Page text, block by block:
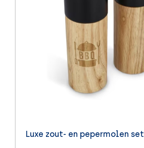
Luxe zout- en pepermolen set